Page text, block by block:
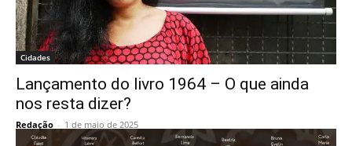
Cidades
Lançamento do livro 1964 – O que ainda
nos resta dizer?
Redação - 1 de maio de 2025